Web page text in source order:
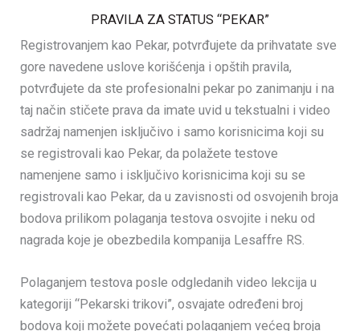
PRAVILA ZA STATUS “PEKAR”
Registrovanjem kao Pekar, potvrđujete da prihvatate sve
gore navedene uslove korišćenja i opštih pravila,
potvrđujete da ste profesionalni pekar po zanimanju i na
taj način stičete prava da imate uvid u tekstualni i video
sadržaj namenjen isključivo i samo korisnicima koji su
se registrovali kao Pekar, da polažete testove
namenjene samo i isključivo korisnicima koji su se
registrovali kao Pekar, da u zavisnosti od osvojenih broja
bodova prilikom polaganja testova osvojite i neku od
nagrada koje je obezbedila kompanija Lesaffre RS.
Polaganjem testova posle odgledanih video lekcija u
kategoriji “Pekarski trikovi”, osvajate određeni broj
bodova koji možete povećati polaganjem većeg broja